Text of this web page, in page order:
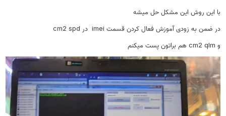
با این روش این مشکل حل میشه
در ضمن به زودی آموزش فعال کردن قسمت imei در cm2 spd